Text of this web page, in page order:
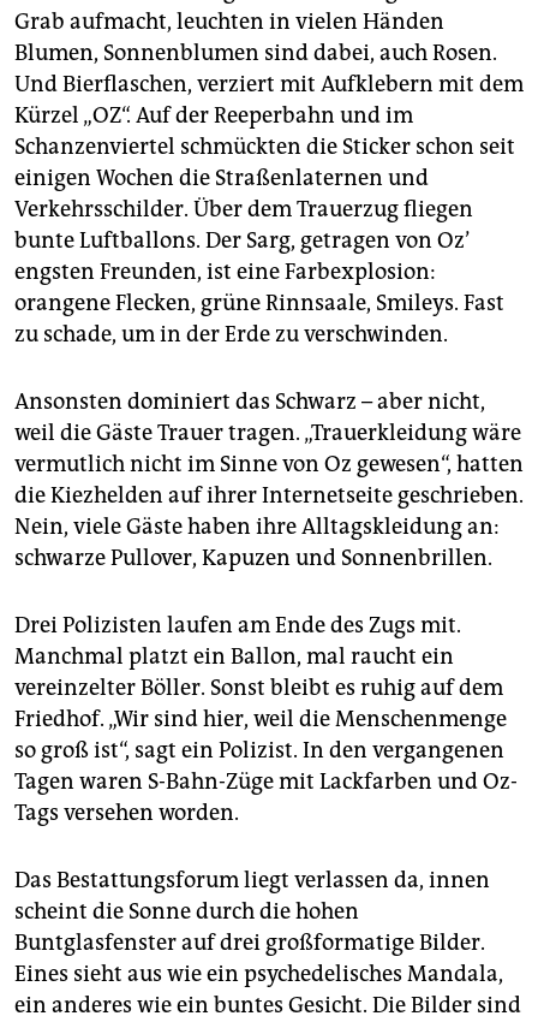
Grab aufmacht, leuchten in vielen Händen
Blumen, Sonnenblumen sind dabei, auch Rosen.
Und Bierflaschen, verziert mit Aufklebern mit dem
Kürzel „OZ“. Auf der Reeperbahn und im
Schanzenviertel schmückten die Sticker schon seit
einigen Wochen die Straßenlaternen und
Verkehrsschilder. Über dem Trauerzug fliegen
bunte Luftballons. Der Sarg, getragen von Oz’
engsten Freunden, ist eine Farbexplosion:
orangene Flecken, grüne Rinnsaale, Smileys. Fast
zu schade, um in der Erde zu verschwinden.
Ansonsten dominiert das Schwarz – aber nicht,
weil die Gäste Trauer tragen. „Trauerkleidung wäre
vermutlich nicht im Sinne von Oz gewesen“, hatten
die Kiezhelden auf ihrer Internetseite geschrieben.
Nein, viele Gäste haben ihre Alltagskleidung an:
schwarze Pullover, Kapuzen und Sonnenbrillen.
Drei Polizisten laufen am Ende des Zugs mit.
Manchmal platzt ein Ballon, mal raucht ein
vereinzelter Böller. Sonst bleibt es ruhig auf dem
Friedhof. „Wir sind hier, weil die Menschenmenge
so groß ist“, sagt ein Polizist. In den vergangenen
Tagen waren S-Bahn-Züge mit Lackfarben und Oz-
Tags versehen worden.
Das Bestattungsforum liegt verlassen da, innen
scheint die Sonne durch die hohen
Buntglasfenster auf drei großformatige Bilder.
Eines sieht aus wie ein psychedelisches Mandala,
ein anderes wie ein buntes Gesicht. Die Bilder sind